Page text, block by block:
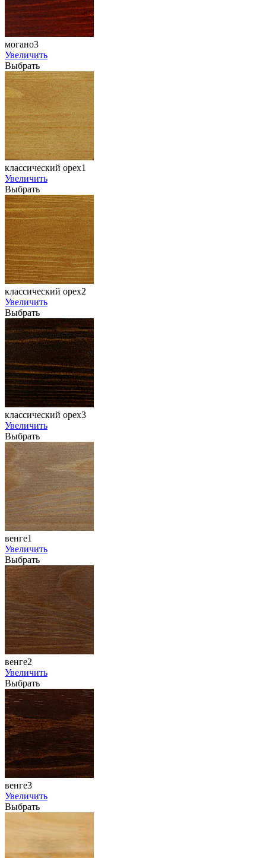
могано3
Увеличить
Выбрать
классический орех1
Увеличить
Выбрать
классический орех2
Увеличить
Выбрать
классический орех3
Увеличить
Выбрать
венге1
Увеличить
Выбрать
венге2
Увеличить
Выбрать
венге3
Увеличить
Выбрать